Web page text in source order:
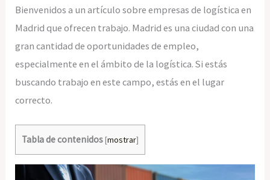
Bienvenidos a un artículo sobre empresas de logística en
Madrid que ofrecen trabajo. Madrid es una ciudad con una
gran cantidad de oportunidades de empleo,
especialmente en el ámbito de la logística. Si estás
buscando trabajo en este campo, estás en el lugar
correcto.
Tabla de contenidos [mostrar]